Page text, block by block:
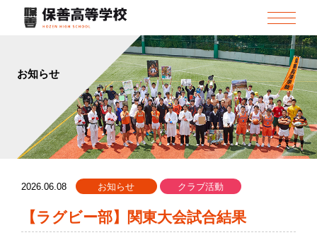
お知らせ
2026.06.08 お知らせ クラブ活動
【ラグビー部】関東大会試合結果